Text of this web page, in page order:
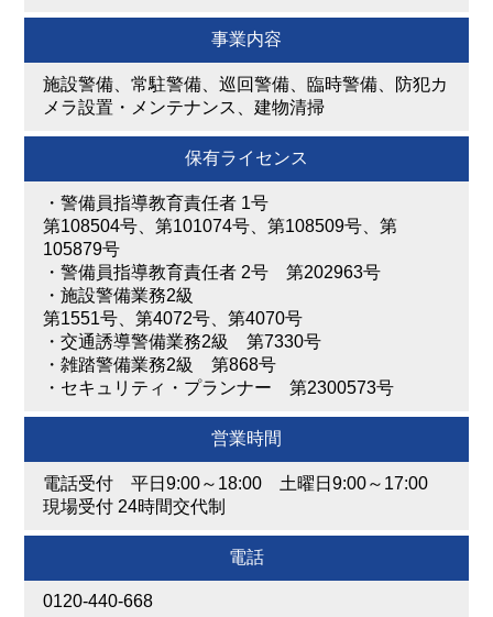
事業内容
施設警備、常駐警備、巡回警備、臨時警備、防犯カ
メラ設置・メンテナンス、建物清掃
保有ライセンス
・ 警備員指導教育責任者 1号
第108504号、第101074号、第108509号、第
105879号
・ 警備員指導教育責任者 2号 第202963号
・ 施設警備業務2級
第1551号、第4072号、第4070号
・ 交通誘導警備業務2級 第7330号
・ 雑踏警備業務2級 第868号
・ セキュリティ・プランナー 第2300573号
営業時間
電話受付 平日9:00～18:00 土曜日9:00～17:00
現場受付 24時間交代制
電話
0120-440-668